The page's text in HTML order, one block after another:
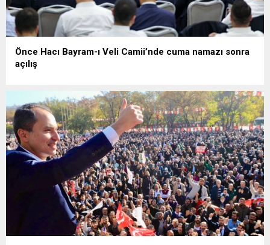
Önce Hacı Bayram-ı Veli Camii’nde cuma namazı sonra
açılış